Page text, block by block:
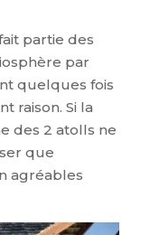
partie des
par
quelques fois
raison. Si la
des 2 atolls ne
que
agréables